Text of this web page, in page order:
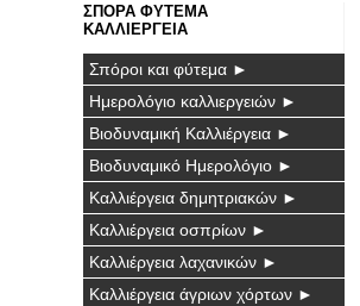
ΣΠΟΡΑ ΦΥΤΕΜΑ
ΚΑΛΛΙΕΡΓΕΙΑ
Σπόροι και φύτεμα ►
Ημερολόγιο καλλιεργειών ►
Βιοδυναμική Καλλιέργεια ►
Βιοδυναμικό Ημερολόγιο ►
Καλλιέργεια δημητριακών ►
Καλλιέργεια οσπρίων ►
Καλλιέργεια λαχανικών ►
Καλλιέργεια άγριων χόρτων ►